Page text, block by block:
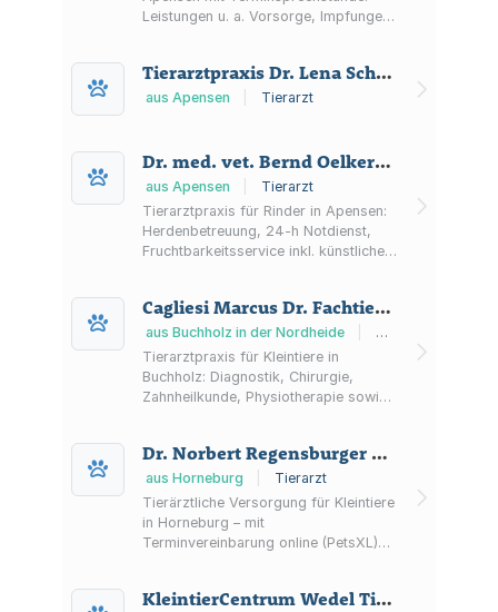
Leistungen u. a. Vorsorge, Impfungen,
Weichteilchirurgie; Notfälle nach
telefonischer Voranmeldung.
Tierarztpraxis Dr. Lena Schönbeck
aus Apensen Tierarzt
Dr. med. vet. Bernd Oelkers Tierarzt
aus Apensen
Tierarzt
Tierarztpraxis für Rinder in Apensen:
Herdenbetreuung, 24-h Notdienst,
Fruchtbarkeitsservice inkl. künstlicher
für Milchvieh-, Mast- und
Mutterkuhbetriebe.
Cagliesi Marcus Dr. Fachtierarzt f. Kleintiere Tierarzt
aus Buchholz in der Nordheide
Tierarzt
Tierarztpraxis für Kleintiere in
Buchholz: Diagnostik, Chirurgie,
Zahnheilkunde, Physiotherapie sowie
Notdienst.
Dr. Norbert Regensburger Tierarzt
aus Horneburg
Tierarzt
Tierärztliche Versorgung für Kleintiere
in Horneburg – mit
Terminvereinbarung online (PetsXL)
Landkreis Stade.
KleintierCentrum Wedel Tierarzt Patrick Krapp